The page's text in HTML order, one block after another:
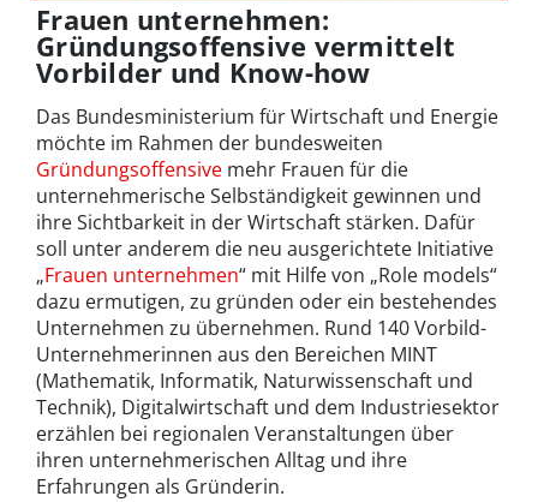
Frauen unternehmen:
Gründungsoffensive vermittelt
Vorbilder und Know-how
Das Bundesministerium für Wirtschaft und Energie
möchte im Rahmen der bundesweiten
Gründungsoffensive mehr Frauen für die
unternehmerische Selbständigkeit gewinnen und
ihre Sichtbarkeit in der Wirtschaft stärken. Dafür
soll unter anderem die neu ausgerichtete Initiative
„Frauen unternehmen“ mit Hilfe von „Role models“
dazu ermutigen, zu gründen oder ein bestehendes
Unternehmen zu übernehmen. Rund 140 Vorbild-
Unternehmerinnen aus den Bereichen MINT
(Mathematik, Informatik, Naturwissenschaft und
Technik), Digitalwirtschaft und dem Industriesektor
erzählen bei regionalen Veranstaltungen über
ihren unternehmerischen Alltag und ihre
Erfahrungen als Gründerin.